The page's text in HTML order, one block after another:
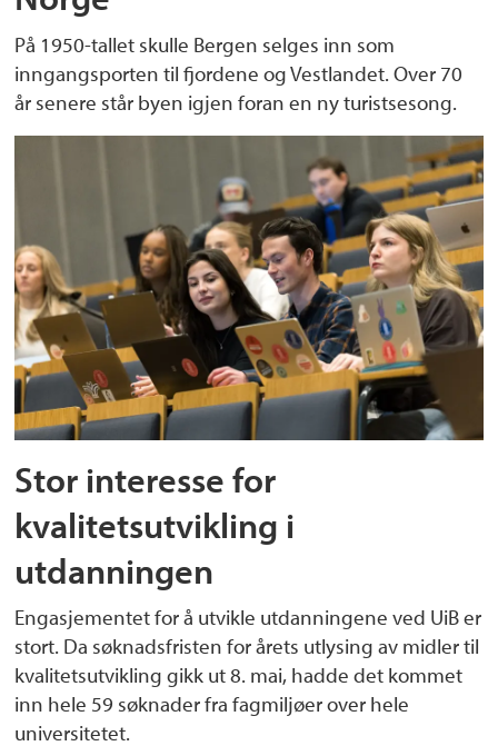
På 1950-tallet skulle Bergen selges inn som
inngangsporten til fjordene og Vestlandet. Over 70
år senere står byen igjen foran en ny turistsesong.
Stor interesse for
kvalitetsutvikling i
utdanningen
Engasjementet for å utvikle utdanningene ved UiB er
stort. Da søknadsfristen for årets utlysing av midler til
kvalitetsutvikling gikk ut 8. mai, hadde det kommet
inn hele 59 søknader fra fagmiljøer over hele
universitetet.